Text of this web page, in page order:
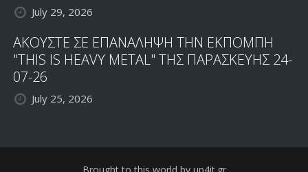
July 29, 2026
ΑΚΟΥΣΤΕ ΣΕ ΕΠΑΝΑΛΗΨΗ ΤΗΝ ΕΚΠΟΜΠΗ
"THIS IS HEAVY METAL" ΤΗΣ ΠΑΡΑΣΚΕΥΗΣ 24-
07-26
July 25, 2026
Brought to this world by up4it.gr